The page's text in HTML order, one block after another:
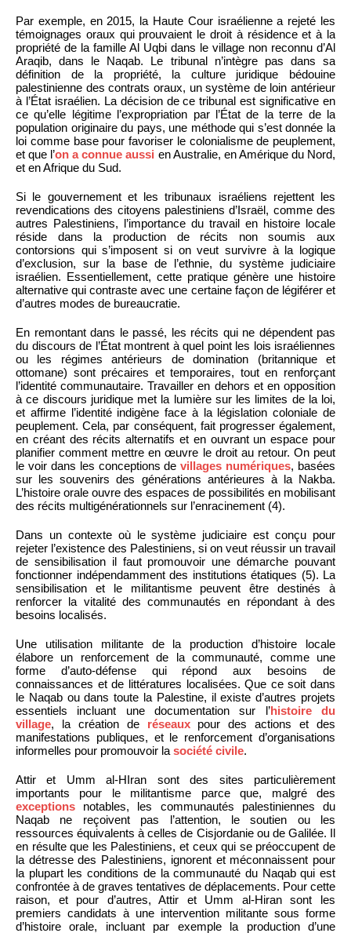
Par exemple, en 2015, la Haute Cour israélienne a rejeté les
témoignages oraux qui prouvaient le droit à résidence et à la
propriété de la famille Al Uqbi dans le village non reconnu d’Al
Araqib, dans le Naqab. Le tribunal n’intègre pas dans sa
définition de la propriété, la culture juridique bédouine
palestinienne des contrats oraux, un système de loin antérieur
à l’État israélien. La décision de ce tribunal est significative en
ce qu’elle légitime l’expropriation par l’État de la terre de la
population originaire du pays, une méthode qui s’est donnée la
loi comme base pour favoriser le colonialisme de peuplement,
et que l’on a connue aussi en Australie, en Amérique du Nord,
et en Afrique du Sud.
Si le gouvernement et les tribunaux israéliens rejettent les
revendications des citoyens palestiniens d’Israël, comme des
autres Palestiniens, l’importance du travail en histoire locale
réside dans la production de récits non soumis aux
contorsions qui s’imposent si on veut survivre à la logique
d’exclusion, sur la base de l’ethnie, du système judiciaire
israélien. Essentiellement, cette pratique génère une histoire
alternative qui contraste avec une certaine façon de légiférer et
d’autres modes de bureaucratie.
En remontant dans le passé, les récits qui ne dépendent pas
du discours de l’État montrent à quel point les lois israéliennes
ou les régimes antérieurs de domination (britannique et
ottomane) sont précaires et temporaires, tout en renforçant
l’identité communautaire. Travailler en dehors et en opposition
à ce discours juridique met la lumière sur les limites de la loi,
et affirme l’identité indigène face à la législation coloniale de
peuplement. Cela, par conséquent, fait progresser également,
en créant des récits alternatifs et en ouvrant un espace pour
planifier comment mettre en œuvre le droit au retour. On peut
le voir dans les conceptions devillages numériques, basées
sur les souvenirs des générations antérieures à la Nakba.
L’histoire orale ouvre des espaces de possibilités en mobilisant
des récits multigénérationnels sur l’enracinement (4).
Dans un contexte où le système judiciaire est conçu pour
rejeter l’existence des Palestiniens, si on veut réussir un travail
de sensibilisation il faut promouvoir une démarche pouvant
fonctionner indépendamment des institutions étatiques (5). La
sensibilisation et le militantisme peuvent être destinés à
renforcer la vitalité des communautés en répondant à des
besoins localisés.
Une utilisation militante de la production d’histoire locale
élabore un renforcement de la communauté, comme une
forme d’auto-défense qui répond aux besoins de
connaissances et de littératures localisées. Que ce soit dans
le Naqab ou dans toute la Palestine, il existe d’autres projets
essentiels incluant une documentation sur l’histoire du
village, la création de réseauxpour des actions et des
manifestations publiques, et le renforcement d’organisations
informelles pour promouvoir la société civile.
Attir et Umm al-HIran sont des sites particulièrement
importants pour le militantisme parce que, malgré des
exceptions notables, les communautés palestiniennes du
Naqab ne reçoivent pas l’attention, le soutien ou les
ressources équivalents à celles de Cisjordanie ou de Galilée. Il
en résulte que les Palestiniens, et ceux qui se préoccupent de
la détresse des Palestiniens, ignorent et méconnaissent pour
la plupart les conditions de la communauté du Naqab qui est
confrontée à de graves tentatives de déplacements. Pour cette
raison, et pour d’autres, Attir et Umm al-Hiran sont les
premiers candidats à une intervention militante sous forme
d’histoire orale, incluant par exemple la production d’une